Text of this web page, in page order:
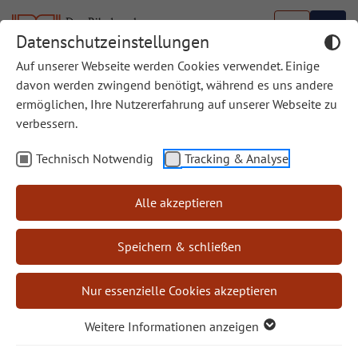
Datenschutzeinstellungen
Auf unserer Webseite werden Cookies verwendet. Einige
davon werden zwingend benötigt, während es uns andere
ermöglichen, Ihre Nutzererfahrung auf unserer Webseite zu
verbessern.
Technisch Notwendig Tracking & Analyse
Alle akzeptieren
Speichern & schließen
Nur essenzielle Cookies akzeptieren
Weitere Informationen anzeigen
Lass dich berühren! -
Jesus als
Begründer des
Christentums, Jesus von
Nazareth, für heutige Menschen, die auf der Suche
nach Weisheit und gelingendem Leben sind, als